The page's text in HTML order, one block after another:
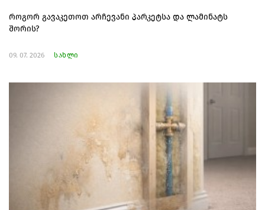
როგორ გავაკეთოთ არჩევანი პარკეტსა და ლამინატს
შორის?
09. 07. 2026 სახლი